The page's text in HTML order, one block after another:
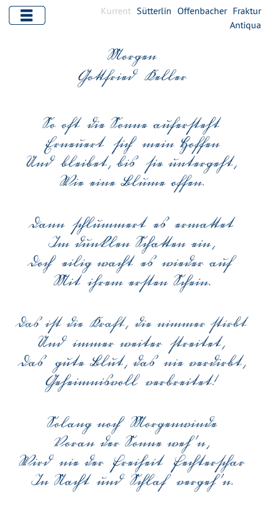
Kurrent Sütterlin Offenbacher Fraktur
Antiqua